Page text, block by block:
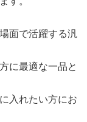
面で活躍する汎
に最適な一品と
入れたい方にお